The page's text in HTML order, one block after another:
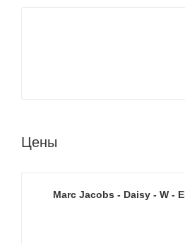
Цены
Marc Jacobs - Daisy - W -